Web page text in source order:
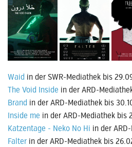
Waid in der SWR-Mediathek bis
The Void Inside in der ARD-
Brand in der ARD-Mediathek bis
Inside me in der ARD-Mediathek bis
Katzentage - Neko No Hi in der
Falter in der ARD-Mediathek bis